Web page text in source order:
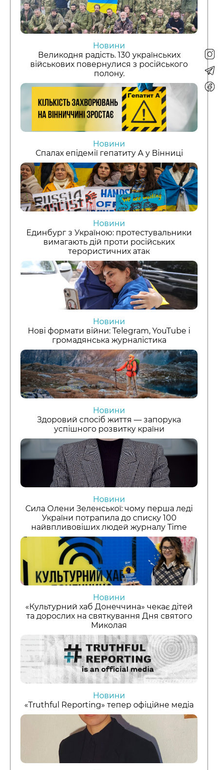
Новини
Великодня радість. 130 українських
військових повернулися з російського
полону.
Новини
Спалах епідемії гепатиту А у Вінниці
Новини
Единбург з Україною: протестувальники
вимагають дій проти російських
терористичних атак
Новини
Нові формати війни: Telegram, YouTube і
громадянська журналістика
Новини
Здоровий спосіб життя — запорука
успішного розвитку країни
Новини
Сила Олени Зеленської: чому перша леді
України потрапила до списку 100
найвпливовіших людей журналу Time
Новини
«Культурний хаб Донеччина» чекає дітей
та дорослих на святкування Дня святого
Миколая
Новини
«Truthful Reporting» тепер офіційне медіа